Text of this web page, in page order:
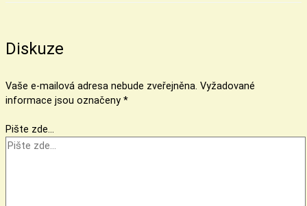
Diskuze
Vaše e-mailová adresa nebude zveřejněna. Vyžadované
informace jsou označeny *
Pište zde…